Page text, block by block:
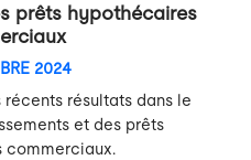
prêts hypothécaires
2024
résultats dans le
et des prêts
commerciaux.